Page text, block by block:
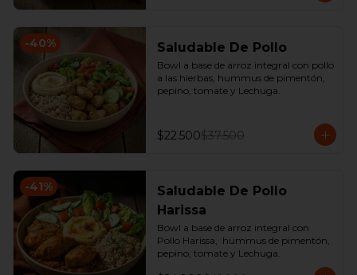
-40% Saludable De Pollo
Bowl a base de arroz integral con pollo
a las hierbas, hummus de pimentón,
pepino, tomate y Lechuga.
$22.500$37.500
-41%
Saludable De Pollo
Harissa
Bowl a base de arroz integral con
Pollo Harissa,  hummus de pimentón,
pepino, tomate y Lechuga.